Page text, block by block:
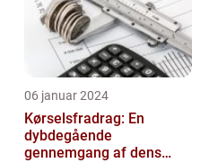
06 januar 2024
Kørselsfradrag: En
dybdegående
gennemgang af dens